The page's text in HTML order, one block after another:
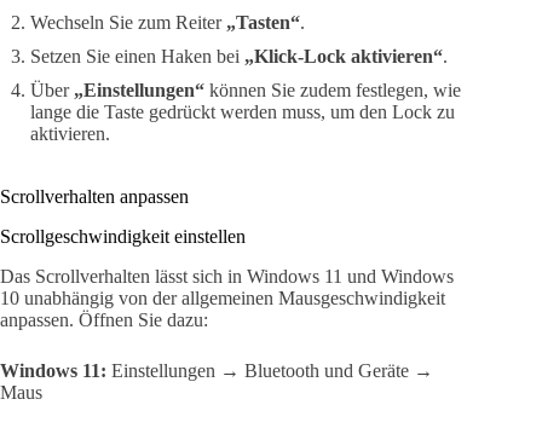
Wechseln Sie zum Reiter „Tasten“.
Setzen Sie einen Haken bei „Klick-Lock aktivieren“.
Über „Einstellungen“ können Sie zudem festlegen, wie
lange die Taste gedrückt werden muss, um den Lock zu
aktivieren.
Scrollverhalten anpassen
Scrollgeschwindigkeit einstellen
Das Scrollverhalten lässt sich in Windows 11 und Windows
10 unabhängig von der allgemeinen Mausgeschwindigkeit
anpassen. Öffnen Sie dazu:
Windows 11: Einstellungen → Bluetooth und Geräte →
Maus